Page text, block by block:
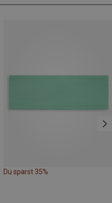
Du sparst 35%